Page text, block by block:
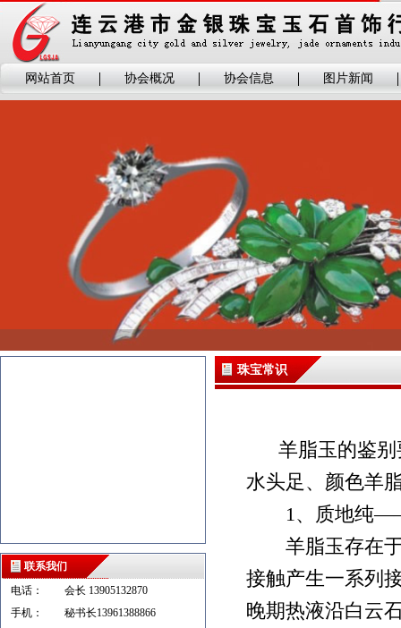
网站首页 协会概况 协会信息 图片新闻
联系我们
电话：
会长 13905132870
手机：
秘书长13961388866
珠宝常识
羊脂玉的鉴别
水头足、颜色羊
1、质地纯——
羊脂玉存在于
接触产生一系列
晚期热液沿白云